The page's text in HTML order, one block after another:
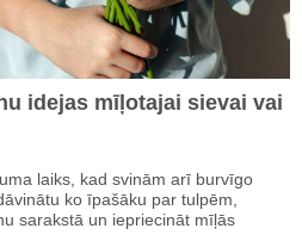
idejas mīļotajai sievai vai
laiks, kad svinām arī burvīgo
ko īpašāku par tulpēm,
sarakstā un iepriecināt mīļās